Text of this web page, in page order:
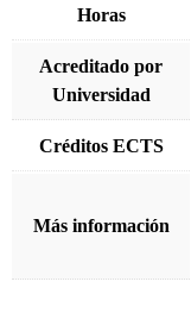
Horas
Acreditado por
Universidad
Créditos ECTS
Más información